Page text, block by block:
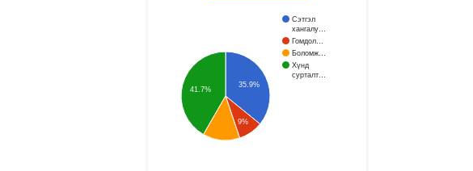
Сэтгэл
хангалу…
Гомдол…
Боломж…
Хүнд
сурталт…
35.9%
9%
41.7%